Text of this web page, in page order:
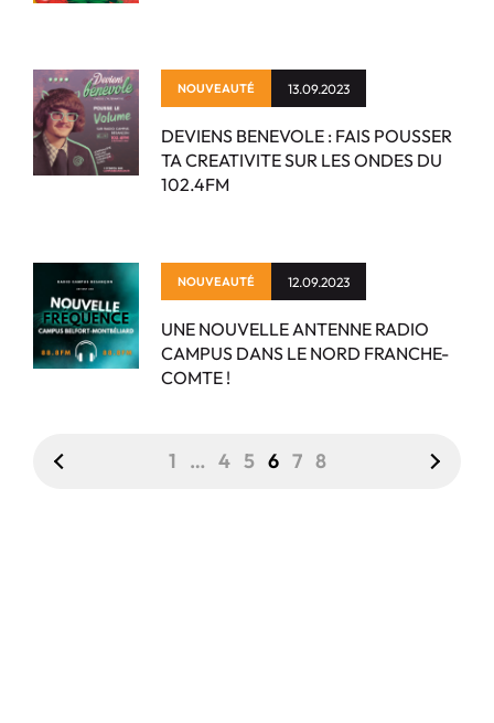
NOUVEAUTÉ 13.09.2023
DEVIENS BENEVOLE : FAIS POUSSER
TA CREATIVITE SUR LES ONDES DU
102.4FM
NOUVEAUTÉ 12.09.2023
UNE NOUVELLE ANTENNE RADIO
CAMPUS DANS LE NORD FRANCHE-
COMTE !
1 … 4 5 6 7 8